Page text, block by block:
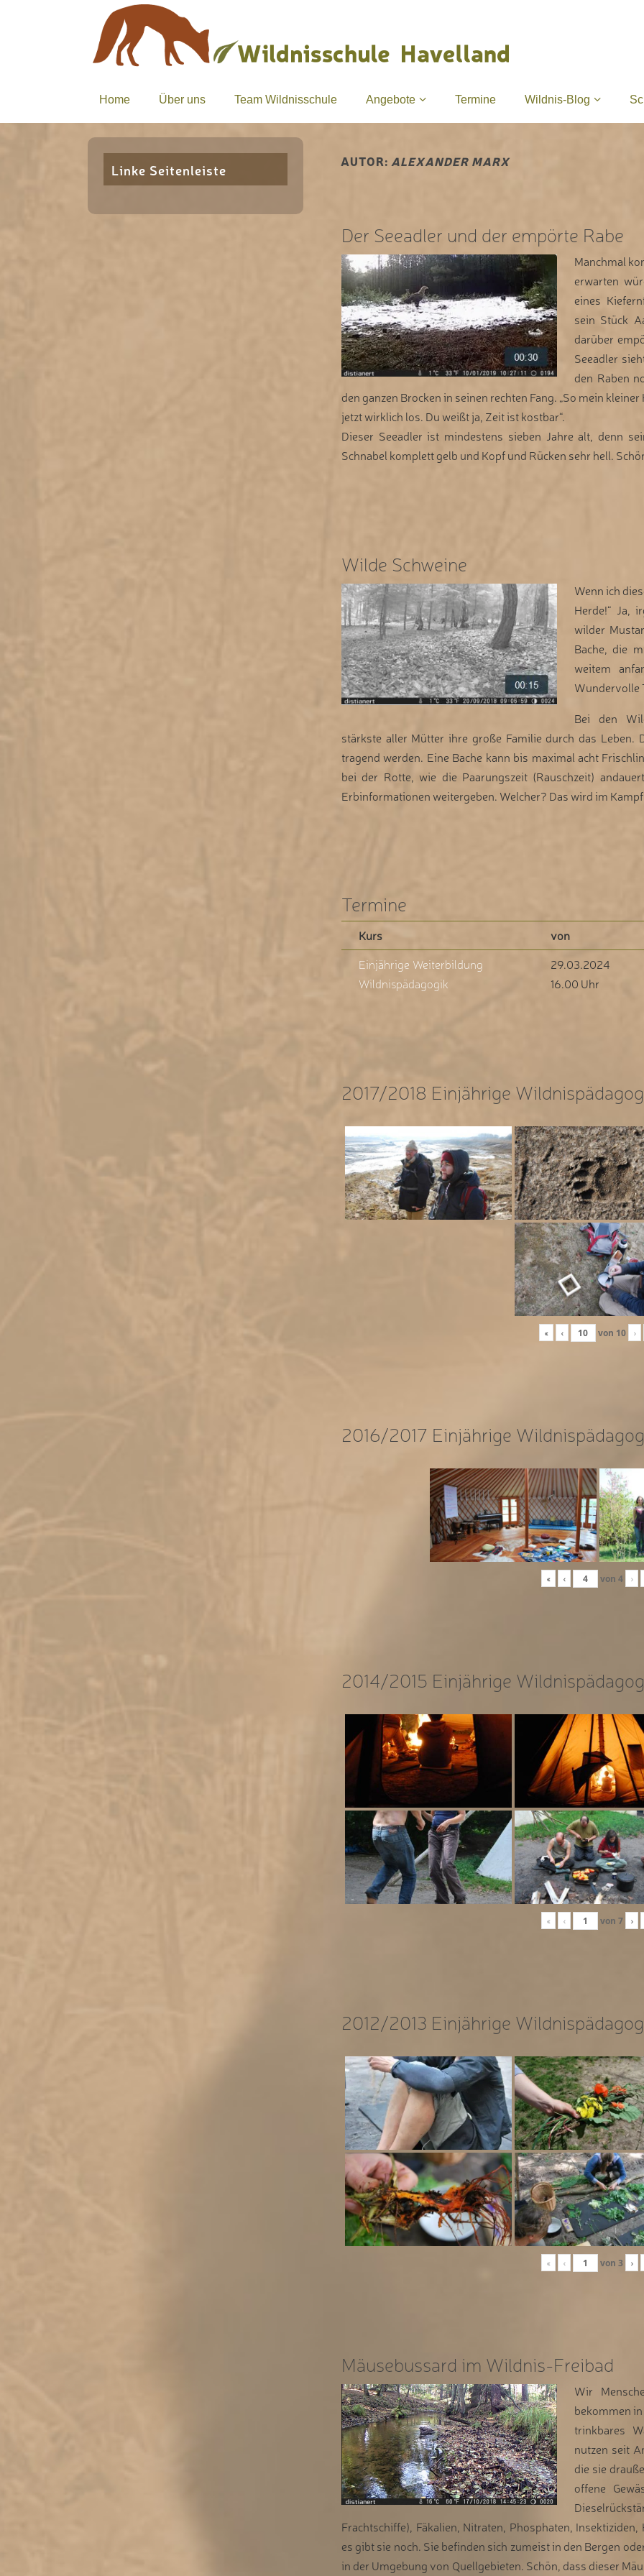
Home Über uns Team Wildnisschule Angebote Termine Wildnis-Blog
AUTOR: ALEXANDER MARX
Der Seeadler und der empörte Rabe
Manchmal
erwarten
eines
sein Stück
darüber
Seeadler
den Raben
den ganzen Brocken in seinen rechten Fang. „So mein
jetzt wirklich los. Du weißt ja, Zeit ist kostbar“.
Dieser Seeadler ist mindestens sieben Jahre alt, denn
Schnabel komplett gelb und Kopf und Rücken sehr hell.
Wilde Schweine
Wenn ich
Herde!“ Ja,
wilder
Bache, die
weitem
Wundervolle
Bei den
stärkste aller Mütter ihre große Familie durch das Leben.
tragend werden. Eine Bache kann bis maximal acht
bei der Rotte, wie die Paarungszeit (Rauschzeit)
Erbinformationen weitergeben. Welcher? Das wird im
Termine
Kurs
von
Einjährige Weiterbildung
Wildnispädagogik
29.03.2024
16.00 Uhr
2017/2018 Einjährige
« ‹ von 10 ›
2016/2017 Einjährige
« ‹ von 4 ›
2014/2015 Einjährige
« ‹ von 7 ›
2012/2013 Einjährige
« ‹ von 3 ›
Mäusebussard im Wildnis-Freibad
Wir
bekommen
trinkbares
nutzen seit
die sie
offene
Frachtschiffe), Fäkalien, Nitraten, Phosphaten,
es gibt sie noch. Sie befinden sich zumeist in den Bergen
in der Umgebung von Quellgebieten. Schön, dass dieser
Linke Seitenleiste